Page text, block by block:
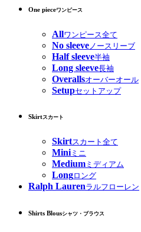
One pieceワンピース
Allワンピース全て
No sleeve ノースリーブ
Half sleeve半袖
Long sleeve長袖
Overallsオーバーオール
Setupセットアップ
Skirtスカート
Skirtスカート全て
Miniミニ
Medium ミディアム
Longロング
Ralph Laurenラルフローレン
Shirts Blousシャツ・ブラウス